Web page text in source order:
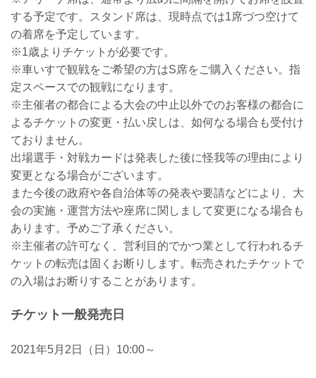
する予定です。スタンド席は、現時点では1席づつ空けて
の着席を予定しています。
※1歳よりチケットが必要です。
※車いすで観戦をご希望の方はS席をご購入ください。指
定スペースでの観戦になります。
※主催者の都合による大会の中止以外でのお客様の都合に
よるチケットの変更・払い戻しは、如何なる場合も受付け
ておりません。
出場選手・対戦カードは発表した後に怪我等の理由により
変更となる場合がございます。
また今後の政府や各自治体等の発表や要請などにより、大
会の実施・運営方法や座席に関しまして変更になる場合も
あります。予めご了承ください。
※主催者の許可なく、営利目的でかつ業として行われるチ
ケットの転売は固くお断りします。転売されたチケットで
の入場はお断りすることがあります。
チケット一般発売日
2021年5月2日（日）10:00～